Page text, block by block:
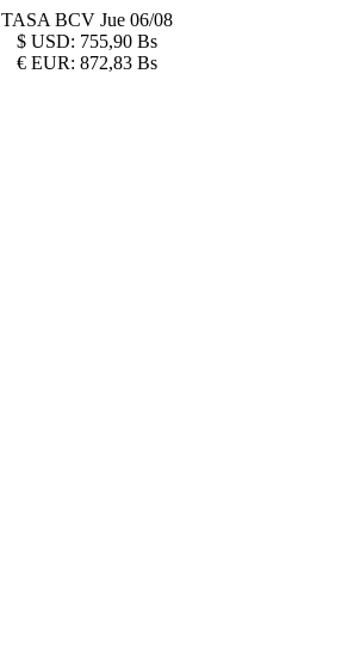
TASA BCV Jue 06/08
$ USD: 755,90 Bs
€ EUR: 872,83 Bs